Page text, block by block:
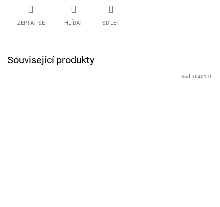
ZEPTAT SE HLÍDAT SDÍLET
Související produkty
Kód:86401TI